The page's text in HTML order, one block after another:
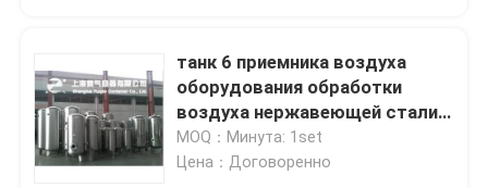
танк 6 приемника воздуха
оборудования обработки
воздуха нержавеющей стали
304Л - 60Бар
MOQ：Минута: 1set
Цена：Договоренно